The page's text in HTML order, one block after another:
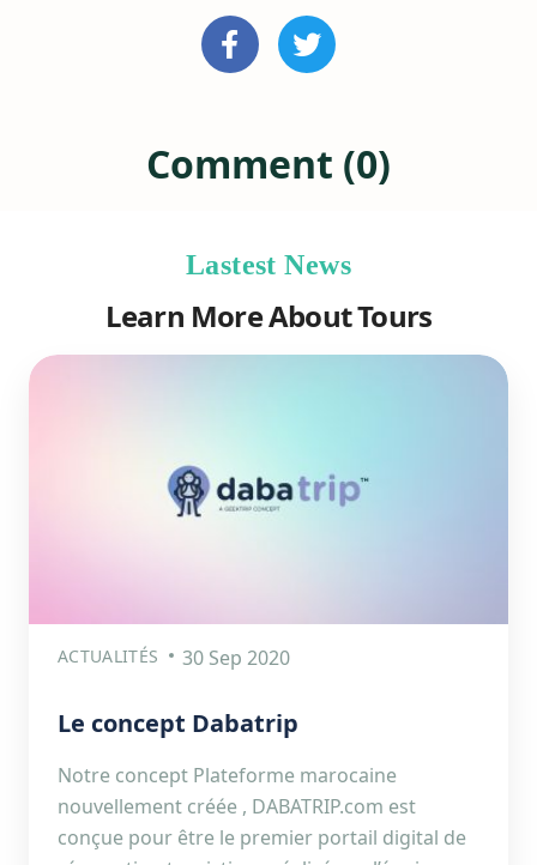
Comment (0)
Lastest News
Learn More About Tours
ACTUALITÉS 30 Sep 2020
Le concept Dabatrip
Notre concept Plateforme marocaine
nouvellement créée , DABATRIP.com est
conçue pour être le premier portail digital de